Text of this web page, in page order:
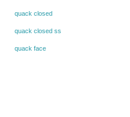
quack closed
quack closed ss
quack face